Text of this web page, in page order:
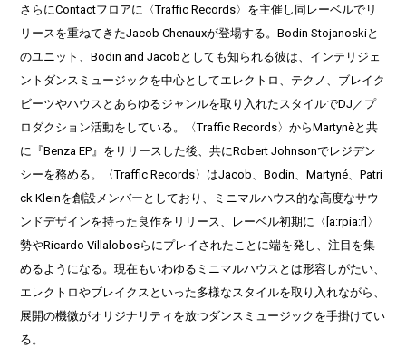
さらにContactフロアに〈Traffic Records〉を主催し同レーベルでリ
リースを重ねてきたJacob Chenauxが登場する。Bodin Stojanoskiと
のユニット、Bodin and Jacobとしても知られる彼は、インテリジェ
ントダンスミュージックを中心としてエレクトロ、テクノ、ブレイク
ビーツやハウスとあらゆるジャンルを取り入れたスタイルでDJ／プ
ロダクション活動をしている。〈Traffic Records〉からMartynèと共
に『Benza EP』をリリースした後、共にRobert Johnsonでレジデン
シーを務める。〈Traffic Records〉はJacob、Bodin、Martyné、Patri
ck Kleinを創設メンバーとしており、ミニマルハウス的な高度なサウ
ンドデザインを持った良作をリリース、レーベル初期に〈[a:rpia:r]〉
勢やRicardo Villalobosらにプレイされたことに端を発し、注目を集
めるようになる。現在もいわゆるミニマルハウスとは形容しがたい、
エレクトロやブレイクスといった多様なスタイルを取り入れながら、
展開の機微がオリジナリティを放つダンスミュージックを手掛けてい
る。